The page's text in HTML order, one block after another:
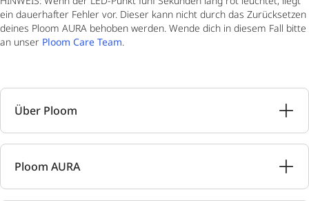
ein dauerhafter Fehler vor. Dieser kann nicht durch das Zurücksetzen
deines Ploom AURA behoben werden. Wende dich in diesem Fall bitte
an unser Ploom Care Team.
Über Ploom
Ploom AURA